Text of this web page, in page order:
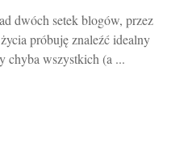
dwóch setek blogów, przez
próbuję znaleźć idealny
chyba wszystkich (a ...